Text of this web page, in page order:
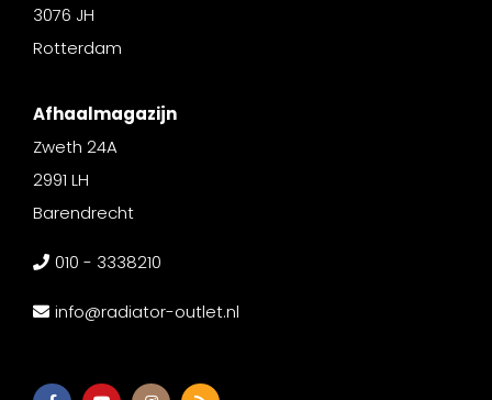
3076 JH
Rotterdam
Afhaalmagazijn
Zweth 24A
2991 LH
Barendrecht
010 - 3338210
info@radiator-outlet.nl